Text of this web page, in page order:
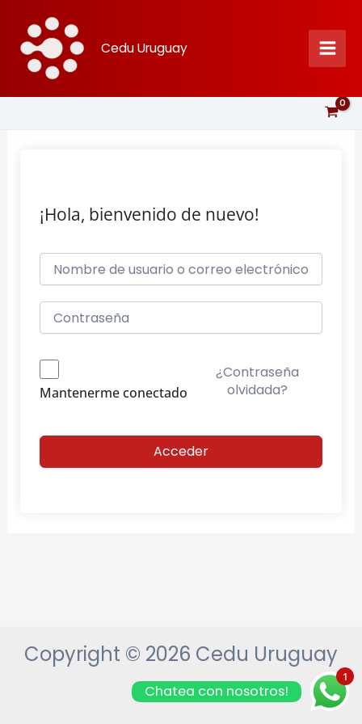
contenido
Cedu Uruguay
¡Hola, bienvenido de nuevo!
Mantenerme conectado
¿Contraseña
olvidada?
Acceder
Copyright © 2026 Cedu Uruguay
1
Chatea con nosotros!